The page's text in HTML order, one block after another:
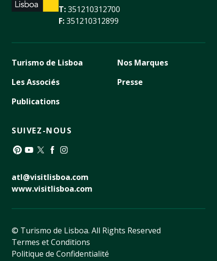
T:351210312700
F:351210312899
Turismo de Lisboa
Les Associés
Publications
Nos Marques
Presse
SUIVEZ-NOUS
atl@visitlisboa.com
www.visitlisboa.com
© Turismo de Lisboa. All Rights Reserved
Termes et Conditions
Politique de Confidentialité